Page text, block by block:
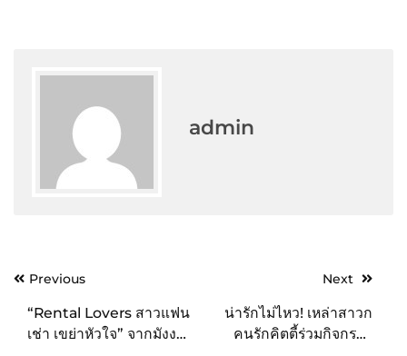
admin
PostPrevious
“Rental Lovers สาวแฟน
เช่า เขย่าหัวใจ” จากมังงะอ
Next
น่ารักไม่ไหว! เหล่าสาวก
คนรักคิตตี้ร่วมกิจกรรม